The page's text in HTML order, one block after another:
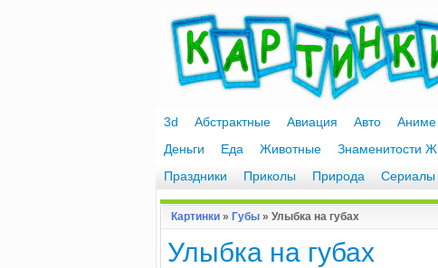
3d Абстрактные Авиация Авто Аниме
Деньги
Еда Животные Знаменитости Ж
Праздники
Приколы Природа Сериалы
Картинки » Губы » Улыбка на губах
Улыбка на губах